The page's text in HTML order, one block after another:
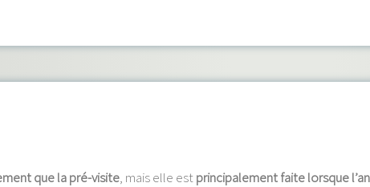
que la pré-visite, mais elle estprincipalement faite lorsque